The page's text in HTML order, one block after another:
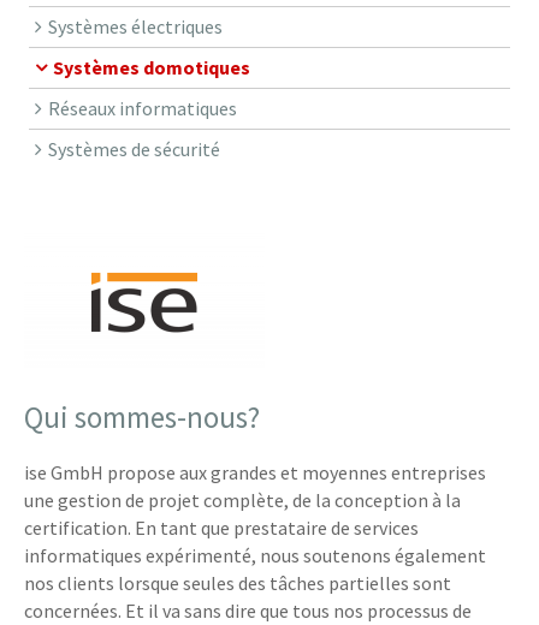
Systèmes électriques
Systèmes domotiques
Réseaux informatiques
Systèmes de sécurité
Qui sommes-nous?
ise GmbH propose aux grandes et moyennes entreprises
une gestion de projet complète, de la conception à la
certification. En tant que prestataire de services
informatiques expérimenté, nous soutenons également
nos clients lorsque seules des tâches partielles sont
concernées. Et il va sans dire que tous nos processus de